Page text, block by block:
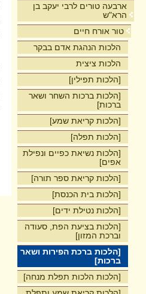
ארבעה טורים לרבי יעקב בן
הרא"ש
טור אורח חיים
הלכות הנהגת אדם בבקר
הלכות ציצית
[הלכות תפילין]
[הלכות ברכות השחר ושאר
ברכות]
[הלכות קריאת שמע]
[הלכות תפלה]
[הלכות נשיאת כפיים ונפילת
אפים]
[הלכות קריאת ספר תורה]
[הלכות בית הכנסת]
[הלכות נטילת ידים]
[הלכות בציעת הפת, סעודה
וברכת המזון]
[הלכות ברכת הפירות ושאר
ברכות]
[הלכות הלכות תפלת מנחה]